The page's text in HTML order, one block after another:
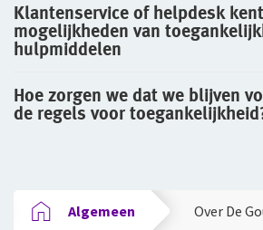
Klantenservice of helpdesk
mogelijkheden van
hulpmiddelen
Hoe zorgen we dat we blijven
de regels voor
Algemeen Over De